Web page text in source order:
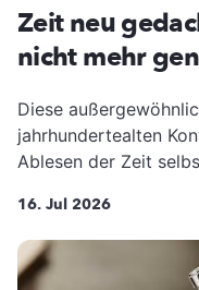
Zeit neu
nicht mehr
Diese
jahrhundertealten
Ablesen der Zeit
16. Jul 2026